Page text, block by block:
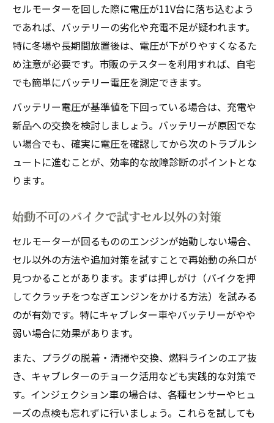
セルモーターを回した際に電圧が11V台に落ち込むよう
であれば、バッテリーの劣化や充電不足が疑われます。
特に冬場や長期間放置後は、電圧が下がりやすくなるた
め注意が必要です。市販のテスターを利用すれば、自宅
でも簡単にバッテリー電圧を測定できます。
バッテリー電圧が基準値を下回っている場合は、充電や
新品への交換を検討しましょう。バッテリーが原因でな
い場合でも、確実に電圧を確認してから次のトラブルシ
ュートに進むことが、効率的な故障診断のポイントとな
ります。
始動不可のバイクで試すセル以外の対策
セルモーターが回るもののエンジンが始動しない場合、
セル以外の方法や追加対策を試すことで再始動の糸口が
見つかることがあります。まずは押しがけ（バイクを押
してクラッチをつなぎエンジンをかける方法）を試みる
のが有効です。特にキャブレター車やバッテリーがやや
弱い場合に効果があります。
また、プラグの脱着・清掃や交換、燃料ラインのエア抜
き、キャブレターのチョーク活用なども実践的な対策で
す。インジェクション車の場合は、各種センサーやヒュ
ーズの点検も忘れずに行いましょう。これらを試しても